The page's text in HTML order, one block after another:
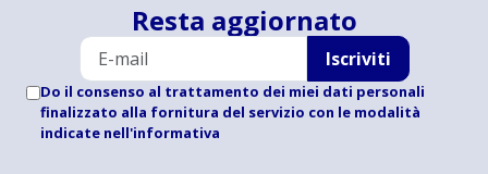
Resta aggiornato
Iscriviti
Do il consenso al trattamento dei miei dati personali
finalizzato alla fornitura del servizio con le modalità
indicate nell'informativa